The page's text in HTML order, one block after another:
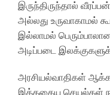
இருந்திருந்தால்
அல்லது உருவாகாமல்
இல்லாமல்
அடிப்படை
அரசியல்வாதிகள்
இத்தகைய செயல்கள்